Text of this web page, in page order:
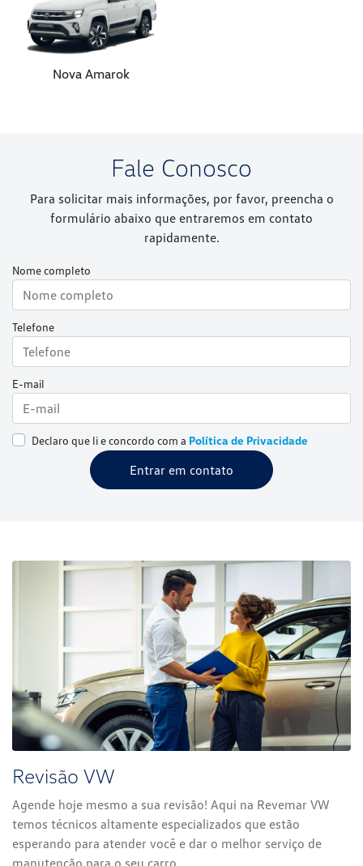
Nova Amarok
Fale Conosco
Para solicitar mais informações, por favor, preencha o
formulário abaixo que entraremos em contato
rapidamente.
Nome completo
Telefone
E-mail
Declaro que li e concordo com a Política de Privacidade
Entrar em contato
Revisão VW
Agende hoje mesmo a sua revisão! Aqui na Revemar VW
temos técnicos altamente especializados que estão
esperando para atender você e dar o melhor serviço de